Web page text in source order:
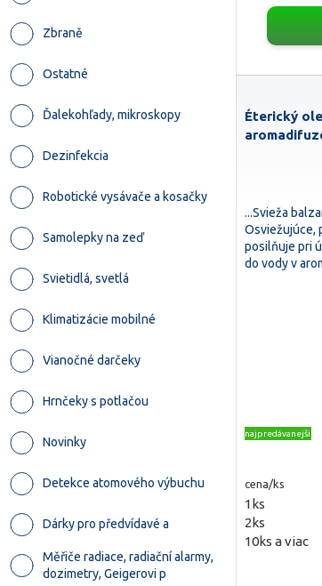
Zbraně
Ostatné
Ďalekohľady, mikroskopy
Dezinfekcia
Robotické vysávače a kosačky
Samolepky na zeď
Svietidlá, svetlá
Klimatizácie mobilné
Vianočné darčeky
Hrnčeky s potlačou
Novinky
Detekce atomového výbuchu
Dárky pro předvídavé a
Měřiče radiace, radiační alarmy,
dozimetry, Geigerovi p
Éterický
...Svieža
Osviežujúce,
posilňuje pri
do vody v
najpredávanejšie
cena/ks
1ks
2ks
10ks a viac